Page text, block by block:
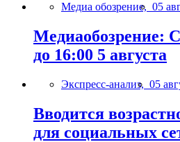
Медиа обозрение, 05
Медиаобозрение: С
до 16:00 5 августа
Экспресс-анализ, 05
Вводится
для социальных